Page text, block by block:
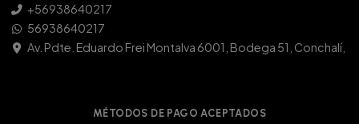
+56938640217
56938640217
Av. Pdte. Eduardo Frei Montalva 6001, Bodega 51, Conchalí,
MÉTODOS DE PAGO ACEPTADOS